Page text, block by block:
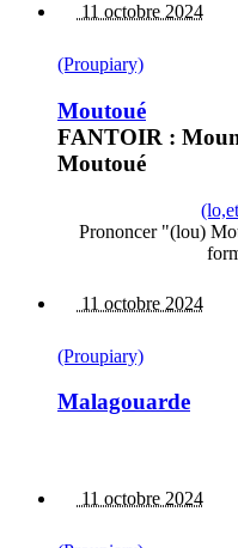
11 octobre 2024
(Proupiary)
Moutoué
FANTOIR :
Moutoué
Prononcer "(lou)
11 octobre 2024
(Proupiary)
Malagouarde
11 octobre 2024